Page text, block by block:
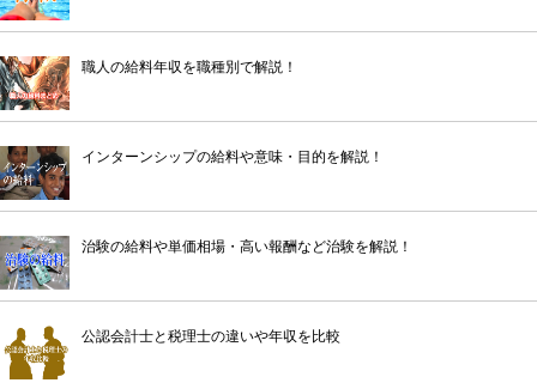
職人の給料年収を職種別で解説！
インターンシップの給料や意味・目的を解説！
治験の給料や単価相場・高い報酬など治験を解説！
公認会計士と税理士の違いや年収を比較